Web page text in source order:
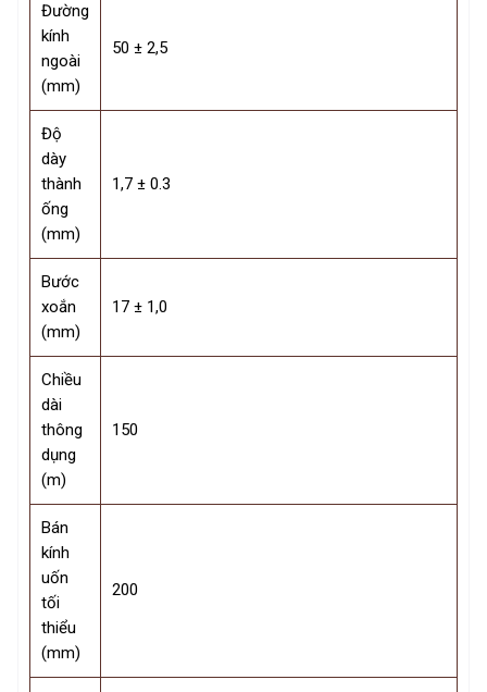
Đường
kính
ngoài
(mm)
50 ± 2,5
Độ
dày
thành
ống
(mm)
1,7 ± 0.3
Bước
xoắn
(mm)
17 ± 1,0
Chiều
dài
thông
dụng
(m)
150
Bán
kính
uốn
tối
thiểu
(mm)
200